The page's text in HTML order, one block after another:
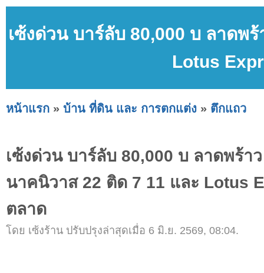
เซ้งด่วน บาร์ลับ 80,000 บ ลาดพ
Lotus
หน้าแรก » บ้าน ที่ดิน และ การตกแต่ง » ตึกแถว
เซ้งด่วน บาร์ลับ 80,000 บ ลาดพร้า
นาคนิวาส 22 ติด 7 11 และ Lotus
ตลาด
โดย เซ้งร้าน ปรับปรุงล่าสุดเมื่อ 6 มิ.ย. 2569, 08:04.